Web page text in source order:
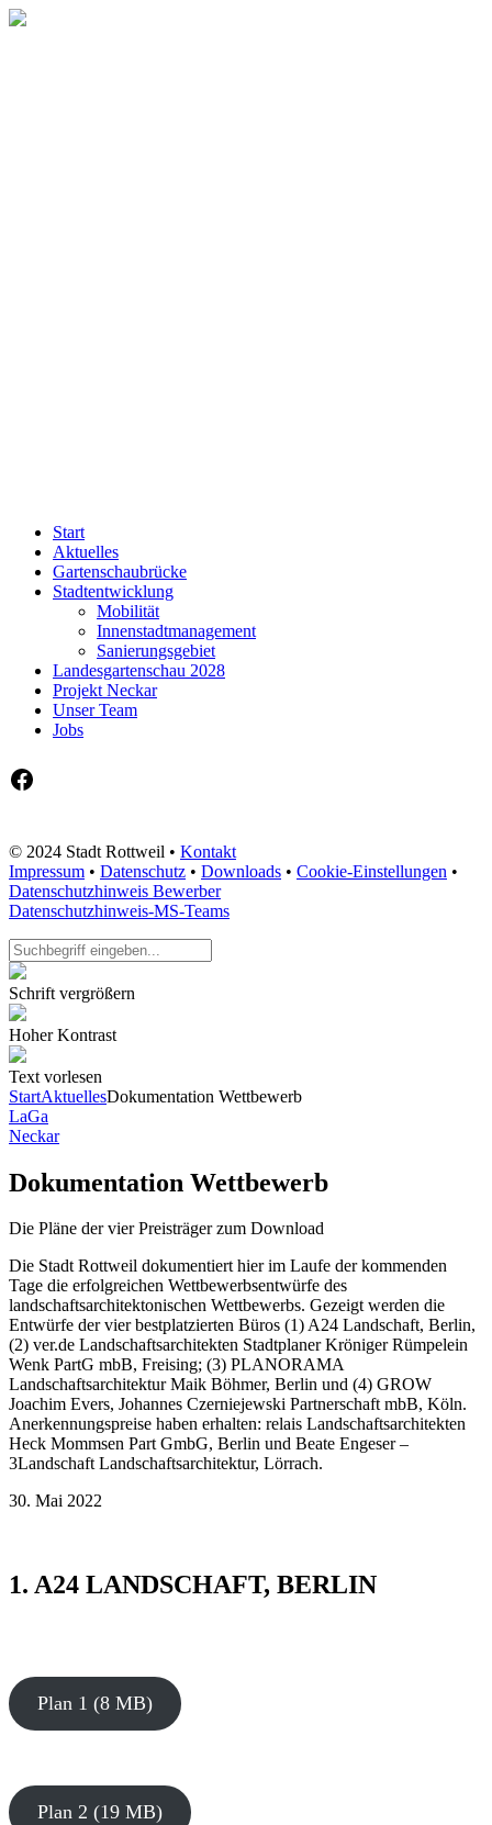
Start
Aktuelles
Gartenschaubrücke
Stadtentwicklung
Mobilität
Innenstadtmanagement
Sanierungsgebiet
Landesgartenschau 2028
Projekt Neckar
Unser Team
Jobs
Facebook
© 2024 Stadt Rottweil • Kontakt
Impressum • Datenschutz • Downloads • Cookie-Einstellungen •
Datenschutzhinweis Bewerber
Datenschutzhinweis-MS-Teams
Schrift vergrößern
Hoher Kontrast
Text vorlesen
StartAktuellesDokumentation Wettbewerb
LaGa
Neckar
Dokumentation Wettbewerb
Die Pläne der vier Preisträger zum Download
Die Stadt Rottweil dokumentiert hier im Laufe der kommenden
Tage die erfolgreichen Wettbewerbsentwürfe des
landschaftsarchitektonischen Wettbewerbs. Gezeigt werden die
Entwürfe der vier bestplatzierten Büros (1) A24 Landschaft, Berlin,
(2) ver.de Landschaftsarchitekten Stadtplaner Kröniger Rümpelein
Wenk PartG mbB, Freising; (3) PLANORAMA
Landschaftsarchitektur Maik Böhmer, Berlin und (4) GROW
Joachim Evers, Johannes Czerniejewski Partnerschaft mbB, Köln.
Anerkennungspreise haben erhalten: relais Landschaftsarchitekten
Heck Mommsen Part GmbG, Berlin und Beate Engeser –
3Landschaft Landschaftsarchitektur, Lörrach.
30. Mai 2022
1. A24 LANDSCHAFT, BERLIN
Plan 1 (8 MB)
Plan 2 (19 MB)